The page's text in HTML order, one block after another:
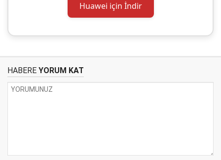
Huawei için İndir
HABERE YORUM KAT